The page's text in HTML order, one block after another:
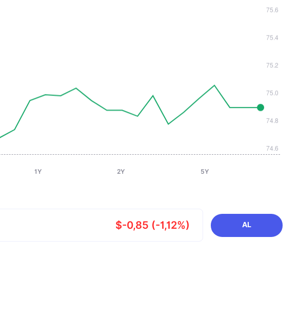
1Y 2Y 5Y
$-0,85 (-1,12%) AL